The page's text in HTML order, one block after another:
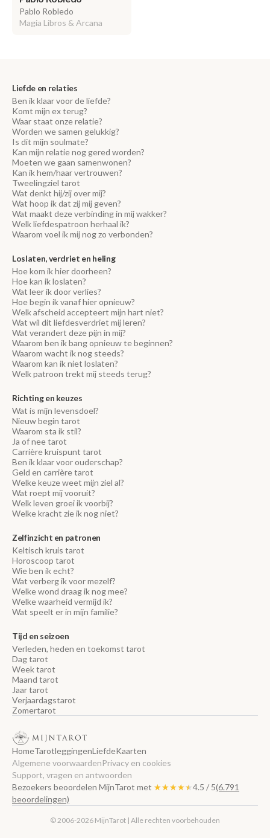
Pablo Robledo
Magia Libros & Arcana
Liefde en relaties
Ben ik klaar voor de liefde?
Komt mijn ex terug?
Waar staat onze relatie?
Worden we samen gelukkig?
Is dit mijn soulmate?
Kan mijn relatie nog gered worden?
Moeten we gaan samenwonen?
Kan ik hem/haar vertrouwen?
Tweelingziel tarot
Wat denkt hij/zij over mij?
Wat hoop ik dat zij mij geven?
Wat maakt deze verbinding in mij wakker?
Welk liefdespatroon herhaal ik?
Waarom voel ik mij nog zo verbonden?
Loslaten, verdriet en heling
Hoe kom ik hier doorheen?
Hoe kan ik loslaten?
Wat leer ik door verlies?
Hoe begin ik vanaf hier opnieuw?
Welk afscheid accepteert mijn hart niet?
Wat wil dit liefdesverdriet mij leren?
Wat verandert deze pijn in mij?
Waarom ben ik bang opnieuw te beginnen?
Waarom wacht ik nog steeds?
Waarom kan ik niet loslaten?
Welk patroon trekt mij steeds terug?
Richting en keuzes
Wat is mijn levensdoel?
Nieuw begin tarot
Waarom sta ik stil?
Ja of nee tarot
Carrière kruispunt tarot
Ben ik klaar voor ouderschap?
Geld en carrière tarot
Welke keuze weet mijn ziel al?
Wat roept mij vooruit?
Welk leven groei ik voorbij?
Welke kracht zie ik nog niet?
Zelfinzicht en patronen
Keltisch kruis tarot
Horoscoop tarot
Wie ben ik echt?
Wat verberg ik voor mezelf?
Welke wond draag ik nog mee?
Welke waarheid vermijd ik?
Wat speelt er in mijn familie?
Tijd en seizoen
Verleden, heden en toekomst tarot
Dag tarot
Week tarot
Maand tarot
Jaar tarot
Verjaardagstarot
Zomertarot
HomeTarotleggingenLiefdeKaarten
Algemene voorwaardenPrivacy en cookies
Support, vragen en antwoorden
Bezoekers beoordelen MijnTarot met ★★★★★
★★★★★4.5 / 5(6.791
beoordelingen)
© 2006-2026 MijnTarot | Alle rechten voorbehouden